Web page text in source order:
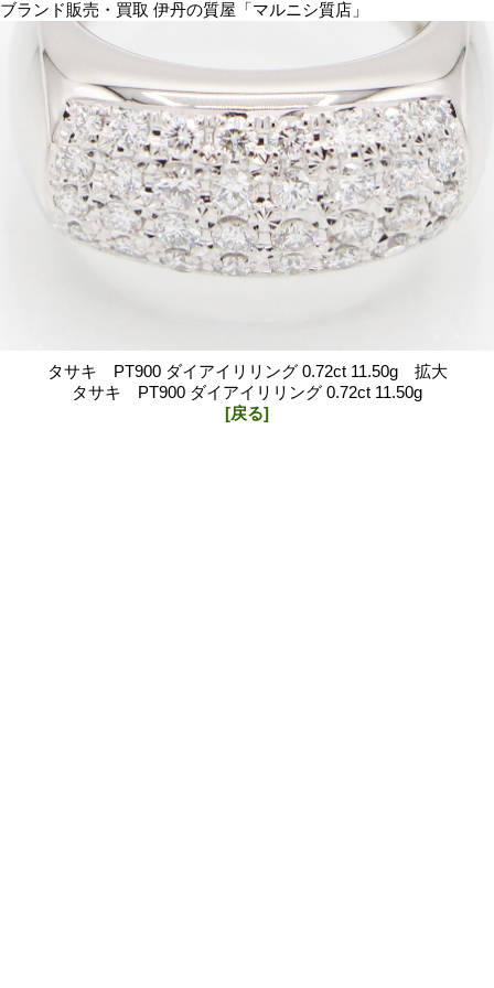
ブランド販売・買取 伊丹の質屋「マルニシ質店」
タサキ PT900 ダイアイリリング 0.72ct 11.50g 拡大
タサキ PT900 ダイアイリリング 0.72ct 11.50g
[戻る]